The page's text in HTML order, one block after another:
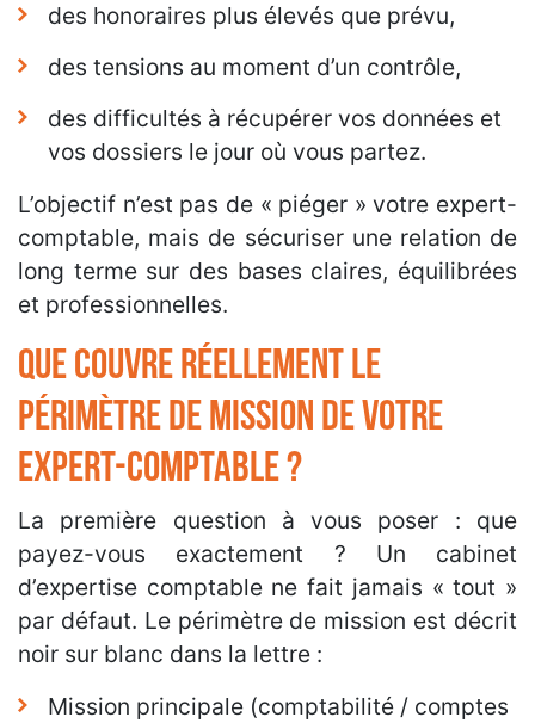
des honoraires plus élevés que prévu,
des tensions au moment d’un contrôle,
des difficultés à récupérer vos données et
vos dossiers le jour où vous partez.
L’objectif n’est pas de « piéger » votre expert-
comptable, mais de sécuriser une relation de
long terme sur des bases claires, équilibrées
et professionnelles.
Que couvre réellement le
périmètre de mission de votre
expert-comptable ?
La première question à vous poser : que
payez-vous exactement ? Un cabinet
d’expertise comptable ne fait jamais « tout »
par défaut. Le périmètre de mission est décrit
noir sur blanc dans la lettre :
Mission principale (comptabilité / comptes